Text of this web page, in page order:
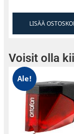
LISÄÄ
Voisit olla
Ale!